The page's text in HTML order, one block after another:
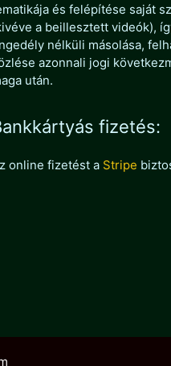
és felépítése saját
a beillesztett videók),
nélküli másolása,
azonnali jogi
után.
fizetés:
online fizetést a Stripe